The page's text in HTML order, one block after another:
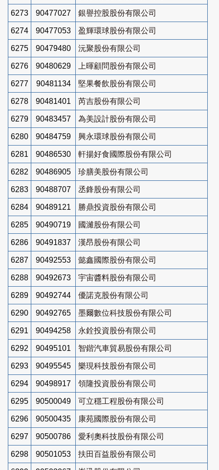
6273 90477027 銀譽控股股份有限公司
6274 90477053 盈輝環球股份有限公司
6275 90479480 沅聚股份有限公司
6276 90480629 上暉顧問股份有限公司
6277 90481134 堅果餐飲股份有限公司
6278 90481401 芮吉股份有限公司
6279 90483457 為美設計股份有限公司
6280 90484759 興永環球股份有限公司
6281 90486530 軒揚好食國際股份有限公司
6282 90486905 珍膳美股份有限公司
6283 90488707 丞鋒股份有限公司
6284 90489121 勝鼎投資股份有限公司
6285 90490719 國濰股份有限公司
6286 90491837 漢昂股份有限公司
6287 90492553 懿鑫國際股份有限公司
6288 90492673 宇宙醬料股份有限公司
6289 90492744 優諾克股份有限公司
6290 90492765 墨爾數位科技股份有限公司
6291 90494258 永銓投資股份有限公司
6292 90495101 智鍇汽車貿易股份有限公司
6293 90495545 樂現科技股份有限公司
6294 90498917 領隆投資股份有限公司
6295 90500049 可立穩工程股份有限公司
6296 90500435 康苑國際股份有限公司
6297 90500786 愛利奧科技股份有限公司
6298 90501053 扶田百益股份有限公司